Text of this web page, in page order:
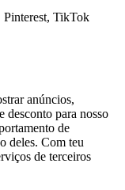
TikTok
anúncios,
desconto para nosso
de
deles. Com teu
de terceiros